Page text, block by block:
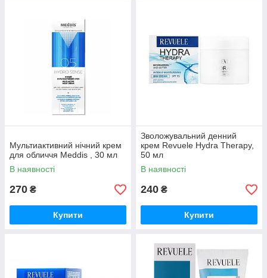
Мультиактивний нічний крем
для обличчя Meddis , 30 мл
В наявності
270 ₴
Купити
Зволожувальний денний
крем Revuele Hydra Therapy,
50 мл
В наявності
240 ₴
Купити